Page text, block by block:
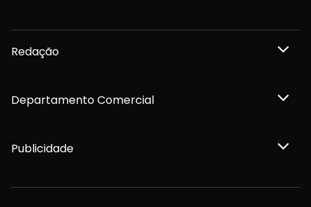
Redação
Departamento Comercial
Publicidade